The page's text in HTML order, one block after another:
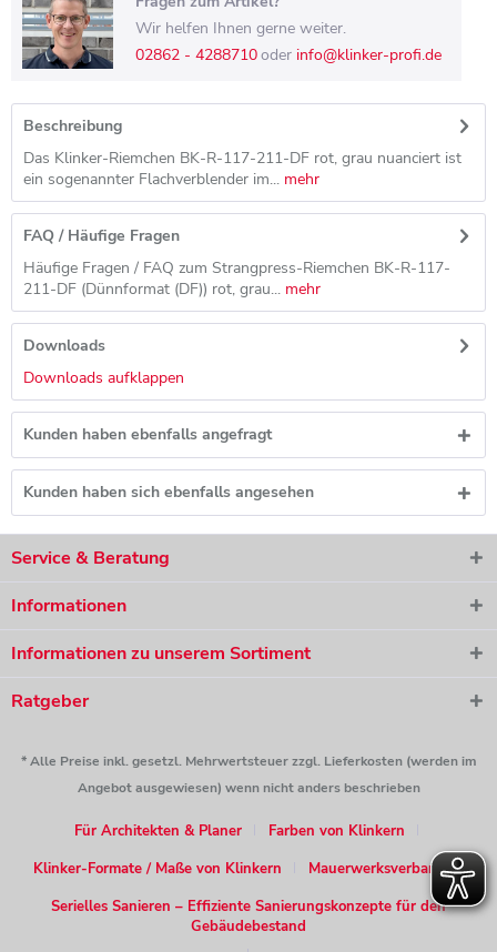
Wir helfen Ihnen gerne weiter.
02862 - 4288710oder info@klinker-profi.de
Beschreibung
Das Klinker-Riemchen BK-R-117-211-DF rot, grau nuanciert ist
ein sogenannter Flachverblender im... mehr
FAQ / Häufige Fragen
Häufige Fragen / FAQ zum Strangpress-Riemchen BK-R-117-
211-DF (Dünnformat (DF)) rot, grau... mehr
Downloads
Downloads aufklappen
Kunden haben ebenfalls angefragt
Kunden haben sich ebenfalls angesehen
Service & Beratung
Informationen
Informationen zu unserem Sortiment
Ratgeber
* Alle Preise inkl. gesetzl. Mehrwertsteuer zzgl. Lieferkosten (werden im
Angebot ausgewiesen) wenn nicht anders beschrieben
Für Architekten & Planer
Farben von Klinkern
Klinker-Formate / Maße von Klinkern
Mauerwerksverband
Serielles Sanieren – Effiziente Sanierungskonzepte für den
Gebäudebestand